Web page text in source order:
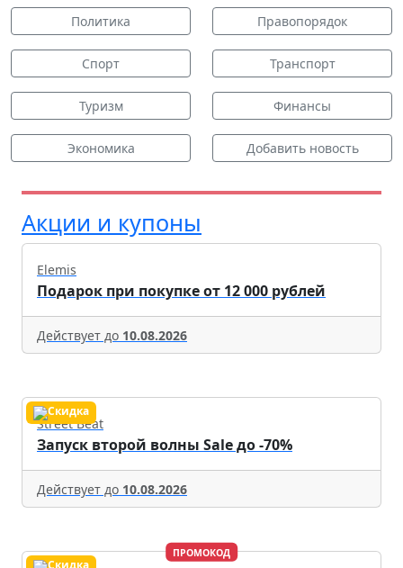
Политика Правопорядок
Спорт Транспорт
Туризм Финансы
Экономика Добавить новость
Акции и купоны
Elemis
Подарок при покупке от 12 000 рублей
Действует до 10.08.2026
Street Beat
Запуск второй волны Sale до -70%
Действует до 10.08.2026
ПРОМОКОД